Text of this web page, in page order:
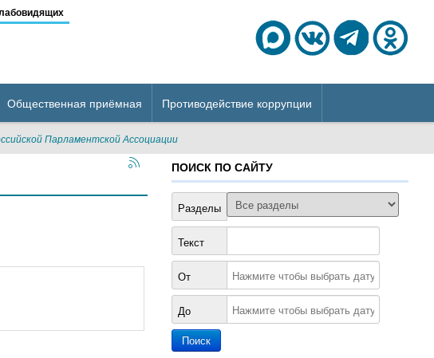
Общественная приёмная Противодействие коррупции
Парламентской Ассоциации
ПОИСК ПО САЙТУ
Разделы
Текст
От
До